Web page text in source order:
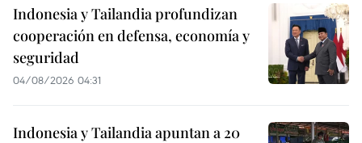
Indonesia y Tailandia profundizan
cooperación en defensa, economía y
seguridad
04/08/2026 04:31
Indonesia y Tailandia apuntan a 20